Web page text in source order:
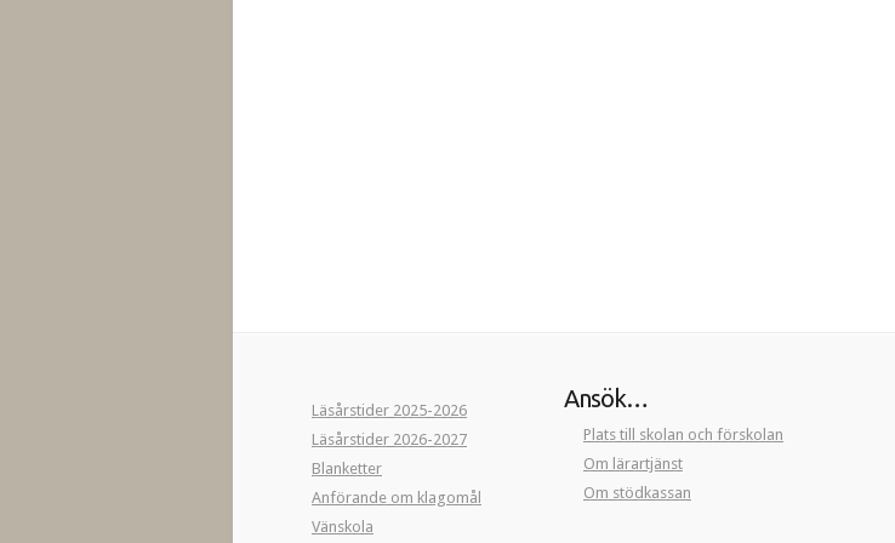
Läsårstider 2025-2026
Läsårstider 2026-2027
Blanketter
Anförande om klagomål
Vänskola
Ansök…
Plats till skolan och förskolan
Om lärartjänst
Om stödkassan